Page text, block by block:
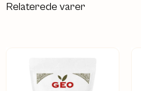
Relaterede varer